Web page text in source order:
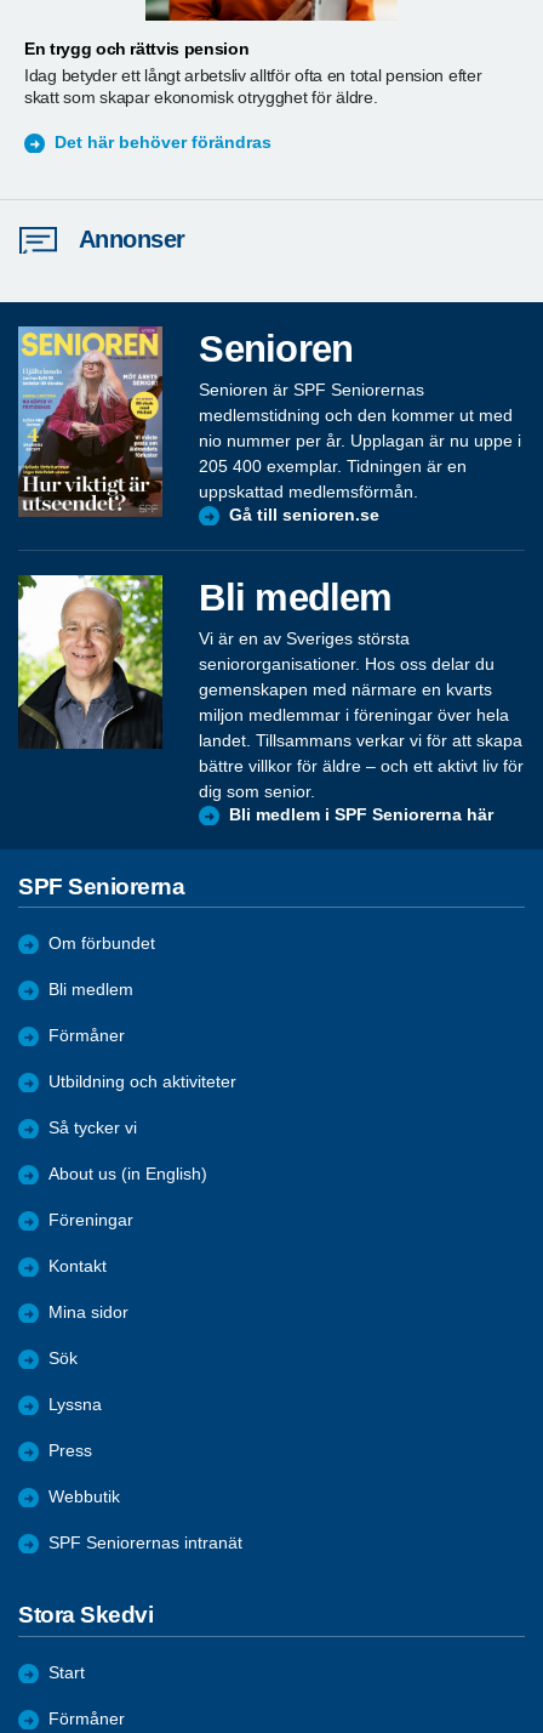
En trygg och rättvis pension
Idag betyder ett långt arbetsliv alltför ofta en total pension efter
skatt som skapar ekonomisk otrygghet för äldre.
Det här behöver förändras
Annonser
Senioren
Senioren är SPF Seniorernas
medlemstidning och den kommer ut med
nio nummer per år. Upplagan är nu uppe i
205 400 exemplar. Tidningen är en
uppskattad medlemsförmån.
Gå till senioren.se
Bli medlem
Vi är en av Sveriges största
seniororganisationer. Hos oss delar du
gemenskapen med närmare en kvarts
miljon medlemmar i föreningar över hela
landet. Tillsammans verkar vi för att skapa
bättre villkor för äldre – och ett aktivt liv för
dig som senior.
Bli medlem i SPF Seniorerna här
SPF Seniorerna
Om förbundet
Bli medlem
Förmåner
Utbildning och aktiviteter
Så tycker vi
About us (in English)
Föreningar
Kontakt
Mina sidor
Sök
Lyssna
Press
Webbutik
SPF Seniorernas intranät
Stora Skedvi
Start
Förmåner